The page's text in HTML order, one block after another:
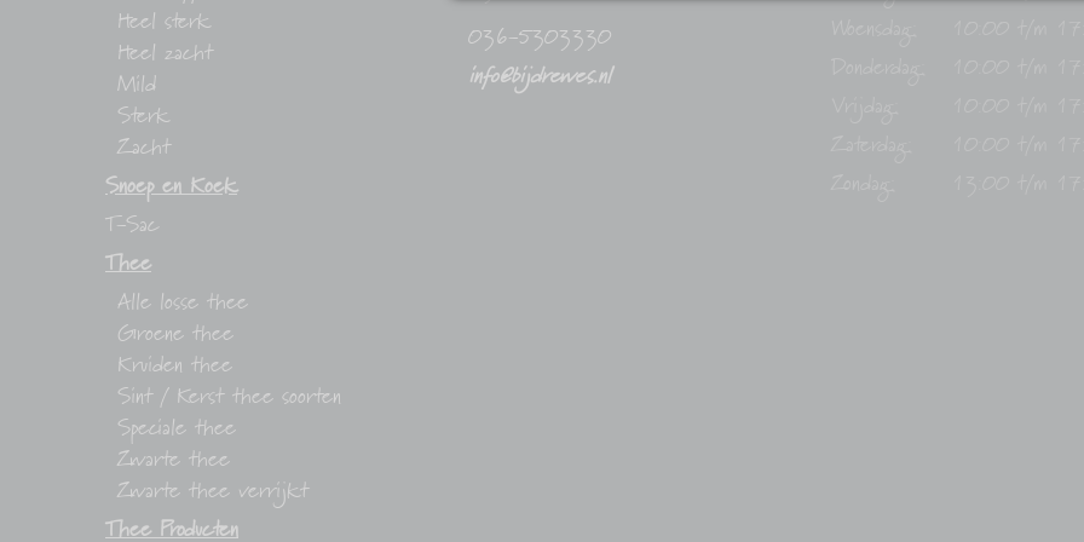
Heel sterk
Heel zacht
Mild
Sterk
Zacht
Snoep en Koek
T-Sac
Thee
Alle losse thee
Groene thee
Kruiden thee
Sint / Kerst thee soorten
Speciale thee
Zwarte thee
Zwarte thee verrijkt
Thee Producten
036-5303330
info@bijdrewes.nl